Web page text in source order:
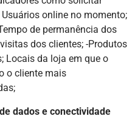
online no momento;
de permanência dos
dos clientes; -Produtos
Locais da loja em que o
o cliente mais
dados e conectividade